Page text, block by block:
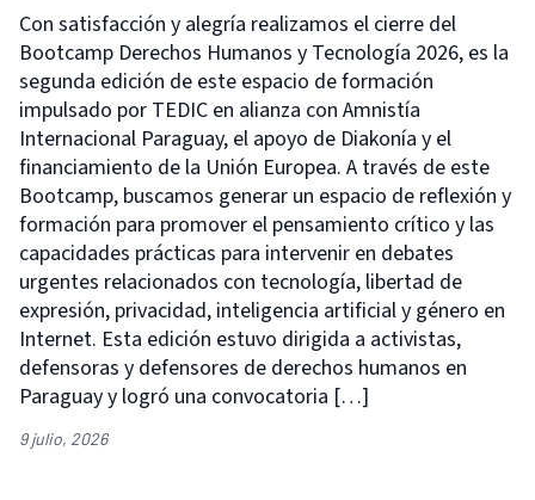
Con satisfacción y alegría realizamos el cierre del
Bootcamp Derechos Humanos y Tecnología 2026, es la
segunda edición de este espacio de formación
impulsado por TEDIC en alianza con Amnistía
Internacional Paraguay, el apoyo de Diakonía y el
financiamiento de la Unión Europea. A través de este
Bootcamp, buscamos generar un espacio de reflexión y
formación para promover el pensamiento crítico y las
capacidades prácticas para intervenir en debates
urgentes relacionados con tecnología, libertad de
expresión, privacidad, inteligencia artificial y género en
Internet. Esta edición estuvo dirigida a activistas,
defensoras y defensores de derechos humanos en
Paraguay y logró una convocatoria […]
9 julio, 2026